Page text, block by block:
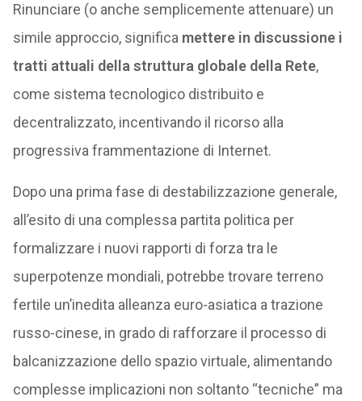
Rinunciare (o anche semplicemente attenuare) un
simile approccio, significa mettere in discussione i
tratti attuali della struttura globale della Rete,
come sistema tecnologico distribuito e
decentralizzato, incentivando il ricorso alla
progressiva frammentazione di Internet.
Dopo una prima fase di destabilizzazione generale,
all’esito di una complessa partita politica per
formalizzare i nuovi rapporti di forza tra le
superpotenze mondiali, potrebbe trovare terreno
fertile un’inedita alleanza euro-asiatica a trazione
russo-cinese, in grado di rafforzare il processo di
balcanizzazione dello spazio virtuale, alimentando
complesse implicazioni non soltanto “tecniche” ma